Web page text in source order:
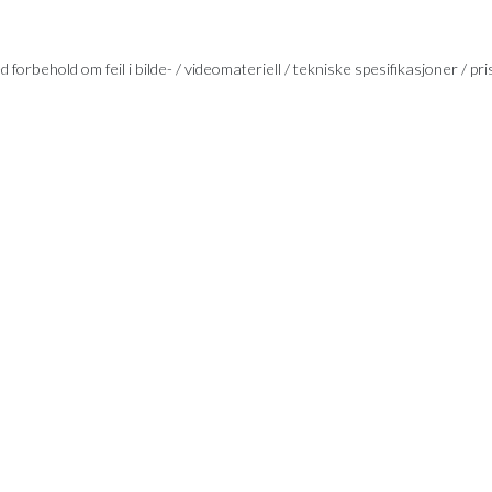
forbehold om feil i bilde- / videomateriell / tekniske spesifikasjoner /